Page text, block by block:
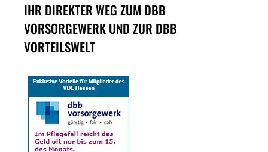
IHR DIREKTER WEG ZUM DBB
VORSORGEWERK UND ZUR DBB
VORTEILSWELT